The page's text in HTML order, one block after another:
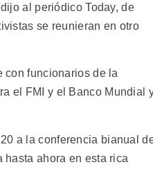
al periódico Today, de
se reunieran en otro
con funcionarios de la
el FMI y el Banco Mundial
a la conferencia bianual
ahora en esta rica